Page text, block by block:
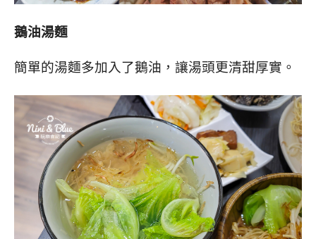
鵝油湯麵
簡單的湯麵多加入了鵝油，讓湯頭更清甜厚實。